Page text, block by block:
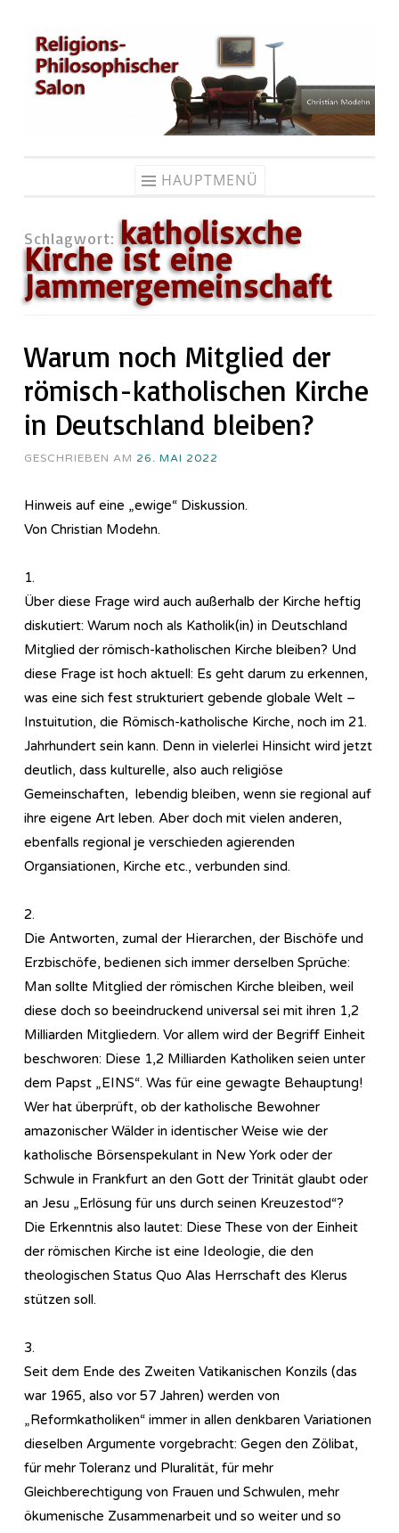
Zum
Inhalt
springen
HAUPTMENÜ
Schlagwort: katholisxche
Kirche ist eine
Jammergemeinschaft
Warum noch Mitglied der
römisch-katholischen Kirche
in Deutschland bleiben?
GESCHRIEBEN AM 26. MAI 2022
Hinweis auf eine „ewige“ Diskussion.
Von Christian Modehn.
1.
Über diese Frage wird auch außerhalb der Kirche heftig
diskutiert: Warum noch als Katholik(in) in Deutschland
Mitglied der römisch-katholischen Kirche bleiben? Und
diese Frage ist hoch aktuell: Es geht darum zu erkennen,
was eine sich fest strukturiert gebende globale Welt –
Instuitution, die Römisch-katholische Kirche, noch im 21.
Jahrhundert sein kann. Denn in vielerlei Hinsicht wird jetzt
deutlich, dass kulturelle, also auch religiöse
Gemeinschaften, lebendig bleiben, wenn sie regional auf
ihre eigene Art leben. Aber doch mit vielen anderen,
ebenfalls regional je verschieden agierenden
Organsiationen, Kirche etc., verbunden sind.
2.
Die Antworten, zumal der Hierarchen, der Bischöfe und
Erzbischöfe, bedienen sich immer derselben Sprüche:
Man sollte Mitglied der römischen Kirche bleiben, weil
diese doch so beeindruckend universal sei mit ihren 1,2
Milliarden Mitgliedern. Vor allem wird der Begriff Einheit
beschworen: Diese 1,2 Milliarden Katholiken seien unter
dem Papst „EINS“. Was für eine gewagte Behauptung!
Wer hat überprüft, ob der katholische Bewohner
amazonischer Wälder in identischer Weise wie der
katholische Börsenspekulant in New York oder der
Schwule in Frankfurt an den Gott der Trinität glaubt oder
an Jesu „Erlösung für uns durch seinen Kreuzestod“?
Die Erkenntnis also lautet: Diese These von der Einheit
der römischen Kirche ist eine Ideologie, die den
theologischen Status Quo Alas Herrschaft des Klerus
stützen soll.
3.
Seit dem Ende des Zweiten Vatikanischen Konzils (das
war 1965, also vor 57 Jahren) werden von
„Reformkatholiken“ immer in allen denkbaren Variationen
dieselben Argumente vorgebracht: Gegen den Zölibat,
für mehr Toleranz und Pluralität, für mehr
Gleichberechtigung von Frauen und Schwulen, mehr
ökumenische Zusammenarbeit und so weiter und so